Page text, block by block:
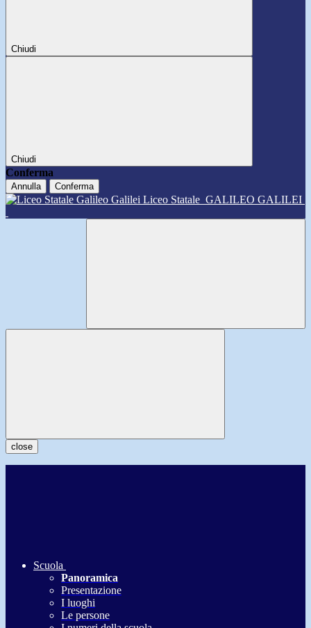
Chiudi
Chiudi
Conferma
Annulla Conferma
Liceo Statale GALILEO GALILEI
close
Scuola
Panoramica
Presentazione
I luoghi
Le persone